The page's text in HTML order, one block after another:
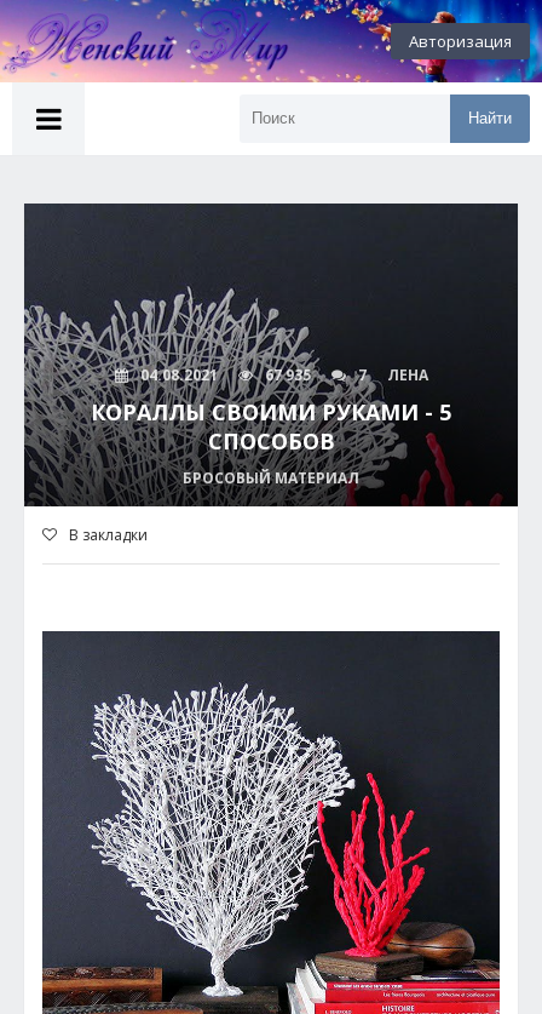
Авторизация
Найти
04.08.2021 67 935 7 ЛЕНА
КОРАЛЛЫ СВОИМИ РУКАМИ - 5
СПОСОБОВ
БРОСОВЫЙ МАТЕРИАЛ
В закладки